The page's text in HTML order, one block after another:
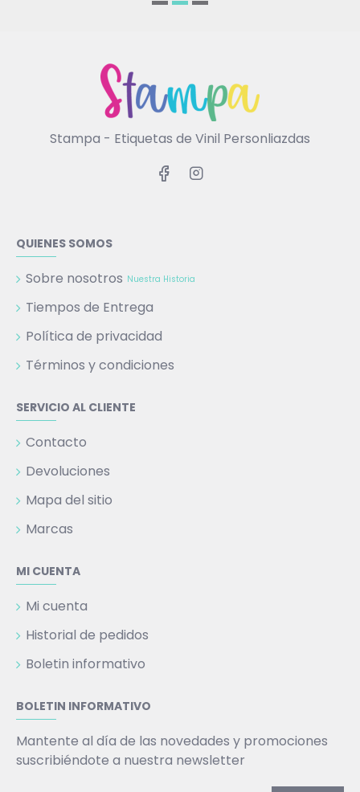
Stampa - Etiquetas de Vinil Personliazdas
QUIENES SOMOS
Sobre nosotros Nuestra Historia
Tiempos de Entrega
Política de privacidad
Términos y condiciones
SERVICIO AL CLIENTE
Contacto
Devoluciones
Mapa del sitio
Marcas
MI CUENTA
Mi cuenta
Historial de pedidos
Boletin informativo
BOLETIN INFORMATIVO
Mantente al día de las novedades y promociones
suscribiéndote a nuestra newsletter